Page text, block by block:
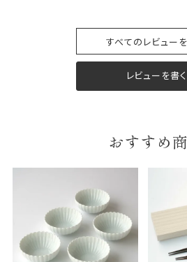
B.婚礼や出産、長寿祝などに使用
A
一般的なギフト包装
のし・包装体裁により、紐（ひ
あります。
すべてのレビュー
レビューを書く
おすすめ